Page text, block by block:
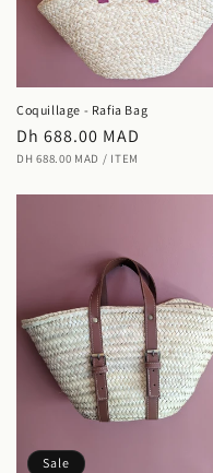
Coquillage - Rafia Bag
Regular
price
Dh 688.00 MAD
UNIT
DH 688.00 MAD / PER
ITEM
Sale